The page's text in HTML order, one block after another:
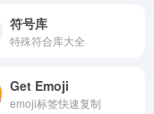
符号库
特殊符合库大全
Get Emoji
emoji标签快速复制